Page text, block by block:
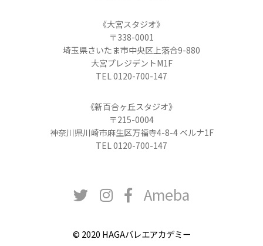
《大宮スタジオ》
〒338-0001
埼玉県さいたま市中央区上落合9-880
大宮プレジデントM1F
TEL 0120-700-147
《新百合ヶ丘スタジオ》
〒215-0004
神奈川県川崎市麻生区万福寺4-8-4 ベルナ1F
TEL 0120-700-147
Ameba
© 2020 HAGAバレエアカデミー